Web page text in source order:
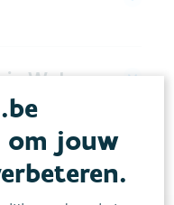
Water
om jouw